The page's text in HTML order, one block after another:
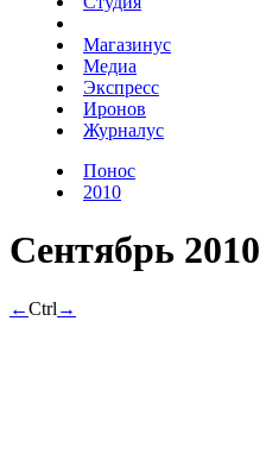
Магазинус
Медиа
Экспресс
Иронов
Журналус
Понос
2010
Сентябрь 2010
←Ctrl →